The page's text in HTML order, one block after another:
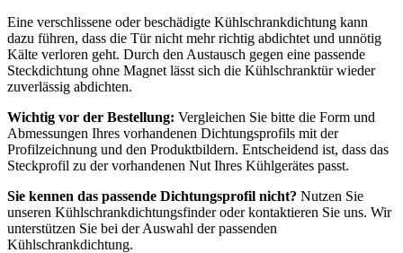
Eine verschlissene oder beschädigte Kühlschrankdichtung kann
dazu führen, dass die Tür nicht mehr richtig abdichtet und unnötig
Kälte verloren geht. Durch den Austausch gegen eine passende
Steckdichtung ohne Magnet lässt sich die Kühlschranktür wieder
zuverlässig abdichten.
Wichtig vor der Bestellung: Vergleichen Sie bitte die Form und
Abmessungen Ihres vorhandenen Dichtungsprofils mit der
Profilzeichnung und den Produktbildern. Entscheidend ist, dass das
Steckprofil zu der vorhandenen Nut Ihres Kühlgerätes passt.
Sie kennen das passende Dichtungsprofil nicht? Nutzen Sie
unseren Kühlschrankdichtungsfinder oder kontaktieren Sie uns. Wir
unterstützen Sie bei der Auswahl der passenden
Kühlschrankdichtung.